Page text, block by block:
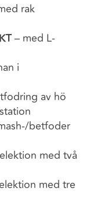
rak
– med L-
i
av hö
betfoder
med två
med tre